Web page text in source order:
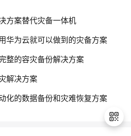
方案替代灾备一体机
华为云就可以做到的灾备方案
整的容灾备份解决方案
解决方案
化的数据备份和灾难恢复方案